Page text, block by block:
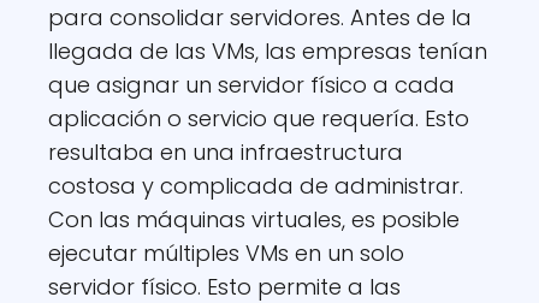
para consolidar servidores. Antes de la
llegada de las VMs, las empresas tenían
que asignar un servidor físico a cada
aplicación o servicio que requería. Esto
resultaba en una infraestructura
costosa y complicada de administrar.
Con las máquinas virtuales, es posible
ejecutar múltiples VMs en un solo
servidor físico. Esto permite a las